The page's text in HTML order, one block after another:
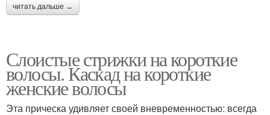
читать дальше →
Слоистые стрижки на короткие
волосы. Каскад на короткие
женские волосы
Эта прическа удивляет своей вневременностью: всегда